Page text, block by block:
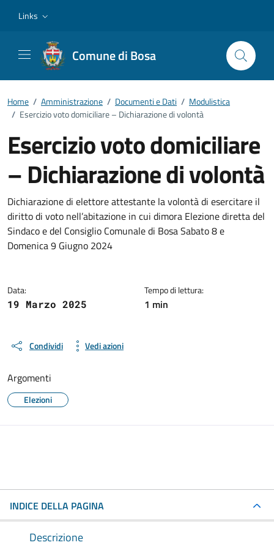
Links
Comune di Bosa
Home / Amministrazione / Documenti e Dati / Modulistica
/ Esercizio voto domiciliare – Dichiarazione di volontà
Esercizio voto domiciliare
– Dichiarazione di volontà
Dettagli del documento
Dichiarazione di elettore attestante la volontà di esercitare il
diritto di voto nell’abitazione in cui dimora Elezione diretta del
Sindaco e del Consiglio Comunale di Bosa Sabato 8 e
Domenica 9 Giugno 2024
Data:
19 Marzo 2025
Tempo di lettura:
1 min
Condividi Vedi azioni
Argomenti
Elezioni
INDICE DELLA PAGINA
Descrizione